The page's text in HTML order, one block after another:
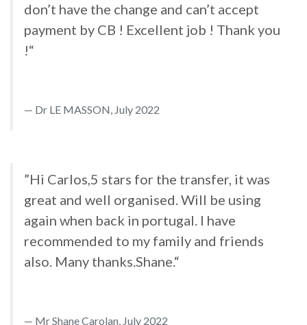
don’t have the change and can’t accept
payment by CB ! Excellent job ! Thank you
!“
Dr LE MASSON, July 2022
”Hi Carlos,5 stars for the transfer, it was
great and well organised. Will be using
again when back in portugal. I have
recommended to my family and friends
also. Many thanks.Shane.“
Mr Shane Carolan, July 2022